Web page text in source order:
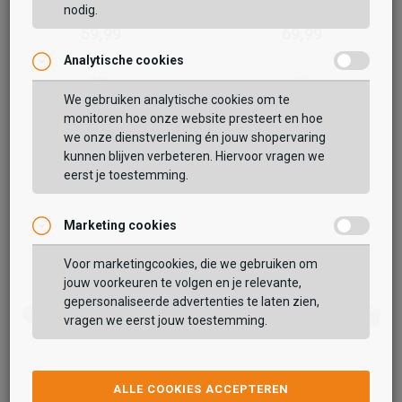
Cushion Vista
59,99 69,99
Baja Maria
Cushion Vista
nodig.
Analytische cookies
We gebruiken analytische cookies om te
monitoren hoe onze website presteert en hoe
we onze dienstverlening én jouw shopervaring
kunnen blijven verbeteren. Hiervoor vragen we
eerst je toestemming.
Marketing cookies
Voor marketingcookies, die we gebruiken om
jouw voorkeuren te volgen en je relevante,
gepersonaliseerde advertenties te laten zien,
vragen we eerst jouw toestemming.
ALLE COOKIES ACCEPTEREN